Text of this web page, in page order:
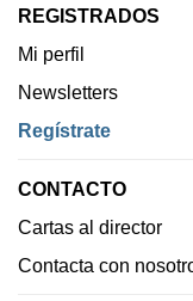
REGISTRADOS
Mi perfil
Newsletters
Regístrate
CONTACTO
Cartas al director
Contacta con